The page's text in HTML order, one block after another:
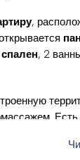
,
, 2
с